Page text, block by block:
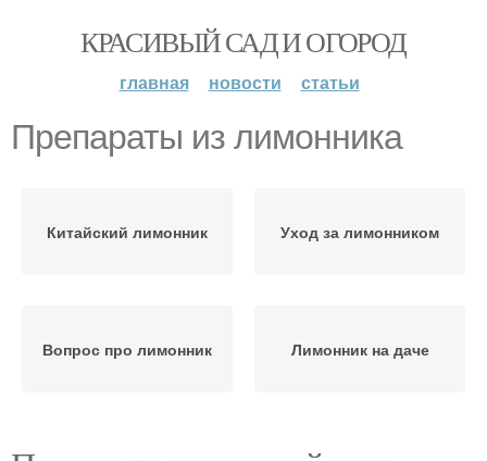
КРАСИВЫЙ САД И ОГОРОД
главная новости статьи
Препараты из лимонника
Китайский лимонник Уход за лимонником
Вопрос про лимонник Лимонник на даче